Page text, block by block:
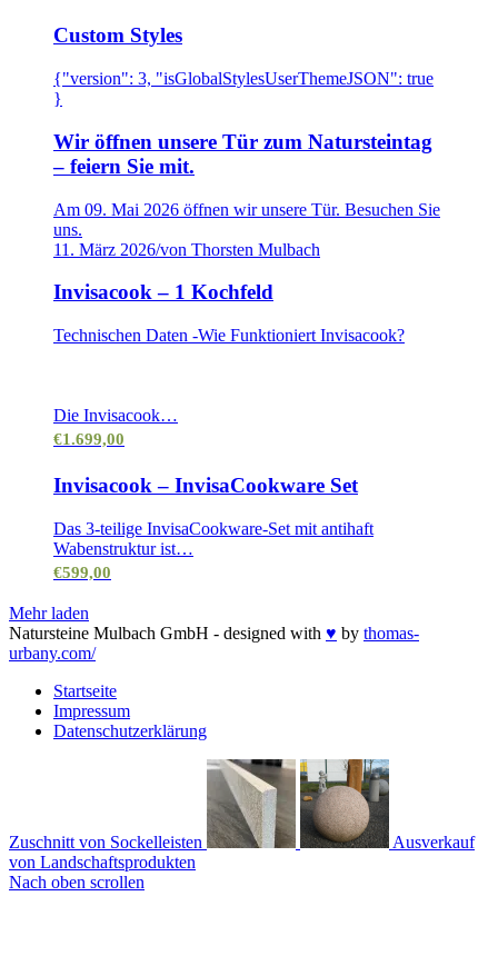
Custom Styles
{"version": 3, "isGlobalStylesUserThemeJSON": true
}
Wir öffnen unsere Tür zum Natursteintag
– feiern Sie mit.
Am 09. Mai 2026 öffnen wir unsere Tür. Besuchen Sie
uns.
11. März 2026/von Thorsten Mulbach
Invisacook – 1 Kochfeld
Technischen Daten -Wie Funktioniert Invisacook?
Die Invisacook…
€1.699,00
Invisacook – InvisaCookware Set
Das 3-teilige InvisaCookware-Set mit antihaft
Wabenstruktur ist…
€599,00
Mehr laden
Natursteine Mulbach GmbH - designed with ♥ by thomas-
urbany.com/
Startseite
Impressum
Datenschutzerklärung
Zuschnitt von Sockelleisten
Ausverkauf
von Landschaftsprodukten
Nach oben scrollen